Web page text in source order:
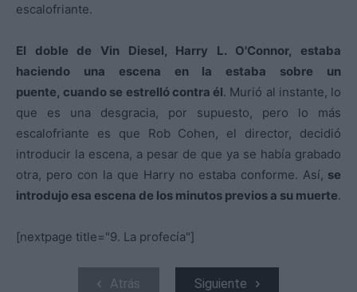
escalofriante.
El doble de Vin Diesel, Harry L. O'Connor, estaba
haciendo una escena en la estaba sobre un
puente, cuando se estrelló contra él. Murió al instante, lo
que es una desgracia, por supuesto, pero lo más
escalofriante es que Rob Cohen, el director, decidió
introducir la escena, a pesar de que ya se había grabado
otra, pero con la que Harry no estaba conforme. Así, se
introdujo esa escena de los minutos previos a su muerte.
[nextpage title="9. La profecía"]
Atrás Siguiente